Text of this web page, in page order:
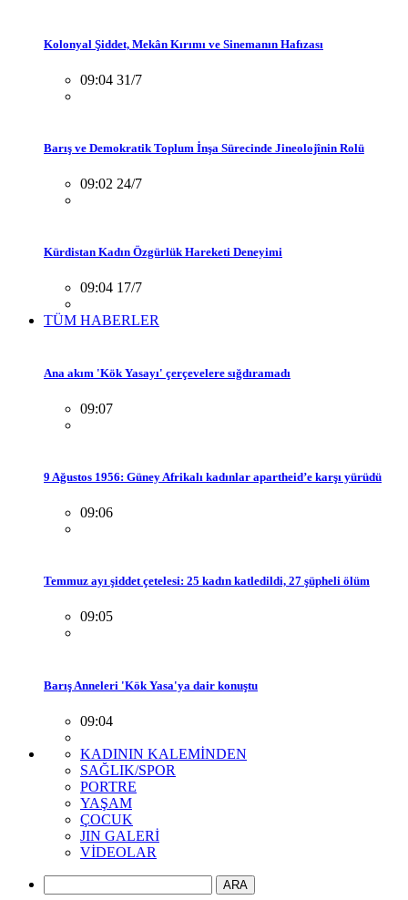
Kolonyal Şiddet, Mekân Kırımı ve Sinemanın Hafızası
09:04 31/7
Barış ve Demokratik Toplum İnşa Sürecinde Jineolojînin Rolü
09:02 24/7
Kürdistan Kadın Özgürlük Hareketi Deneyimi
09:04 17/7
TÜM HABERLER
Ana akım 'Kök Yasayı' çerçevelere sığdıramadı
09:07
9 Ağustos 1956: Güney Afrikalı kadınlar apartheid’e karşı yürüdü
09:06
Temmuz ayı şiddet çetelesi: 25 kadın katledildi, 27 şüpheli ölüm
09:05
Barış Anneleri 'Kök Yasa'ya dair konuştu
09:04
KADININ KALEMİNDEN
SAĞLIK/SPOR
PORTRE
YAŞAM
ÇOCUK
JIN GALERİ
VİDEOLAR
ARA